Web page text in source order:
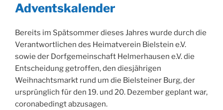
Adventskalender
Bereits im Spätsommer dieses Jahres wurde durch die
Verantwortlichen des Heimatverein Bielstein e.V.
sowie der Dorfgemeinschaft Helmerhausen e.V. die
Entscheidung getroffen, den diesjährigen
Weihnachtsmarkt rund um die Bielsteiner Burg, der
ursprünglich für den 19. und 20. Dezember geplant war,
coronabedingt abzusagen.